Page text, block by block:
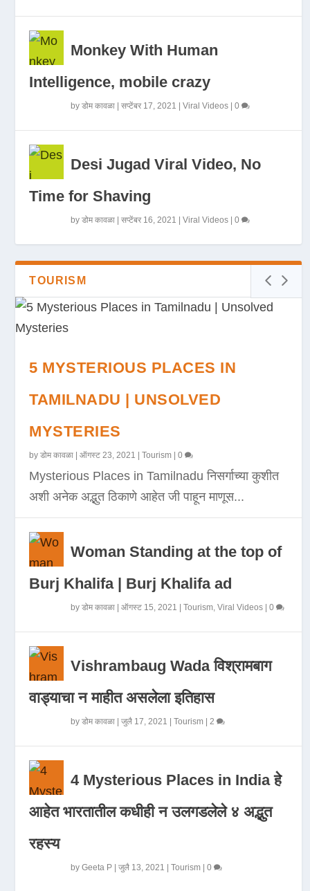
Monkey With Human
Intelligence, mobile crazy
byडोम कावळा |सप्टेंबर 17, 2021 |Viral Videos |0
Desi Jugad Viral Video, No
Time for Shaving
byडोम कावळा |सप्टेंबर 16, 2021 |Viral Videos |0
TOURISM
5 MYSTERIOUS PLACES IN
TAMILNADU | UNSOLVED
MYSTERIES
byडोम कावळा |ऑगस्ट 23, 2021 |Tourism |0
Mysterious Places in Tamilnadu निसर्गाच्या कुशीत
अशी अनेक अद्भुत ठिकाणे आहेत जी पाहून माणूस...
Woman Standing at the top of
Burj Khalifa | Burj Khalifa ad
byडोम कावळा |ऑगस्ट 15, 2021 |Tourism,Viral Videos |0
Vishrambaug Wada विश्रामबाग
वाड्याचा न माहीत असलेला इतिहास
byडोम कावळा |जुलै 17, 2021 |Tourism |2
4 Mysterious Places in India हे
आहेत भारतातील कधीही न उलगडलेले ४ अद्भुत
रहस्य
byGeeta P |जुलै 13, 2021 |Tourism |0